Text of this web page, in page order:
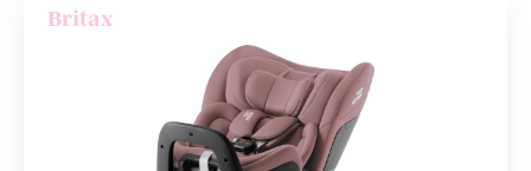
Britax